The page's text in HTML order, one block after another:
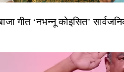
गीत ‘नभन्नू कोइसित’